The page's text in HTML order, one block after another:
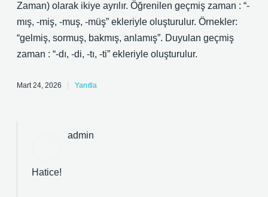
Zaman) olarak ikiye ayrılır. Öğrenilen geçmiş zaman : “-
mış, -miş, -muş, -müş” ekleriyle oluşturulur. Örnekler:
“gelmiş, sormuş, bakmış, anlamış”. Duyulan geçmiş
zaman : “-dı, -di, -tı, -ti” ekleriyle oluşturulur.
Mart 24, 2026 Yanıtla
admin
Hatice!